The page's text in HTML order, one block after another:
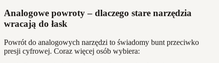
Analogowe powroty – dlaczego stare narzędzia
wracają do łask
Powrót do analogowych narzędzi to świadomy bunt przeciwko
presji cyfrowej. Coraz więcej osób wybiera: